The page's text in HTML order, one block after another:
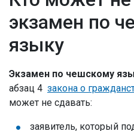
экзамен по
языку
Экзамен по чешскому
абзац 4 закона о
может не сдавать:
заявитель, который